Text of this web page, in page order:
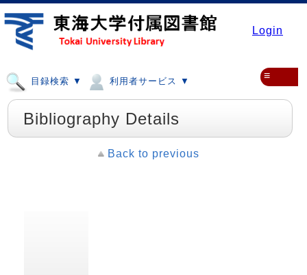
Login
目録検索 ▼ 利用者サービス ▼ ≡
Bibliography Details
Back to previous